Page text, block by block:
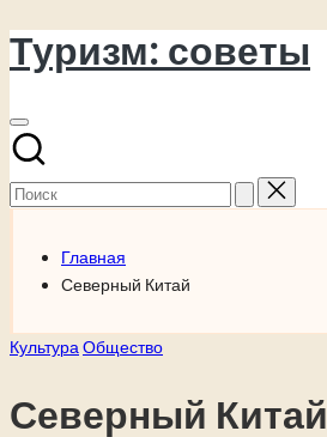
Перейти
к
Туризм: советы
Поиск
для:
Главная
Северный Китай
Опубликовано
КультураОбщество
Северный Китай